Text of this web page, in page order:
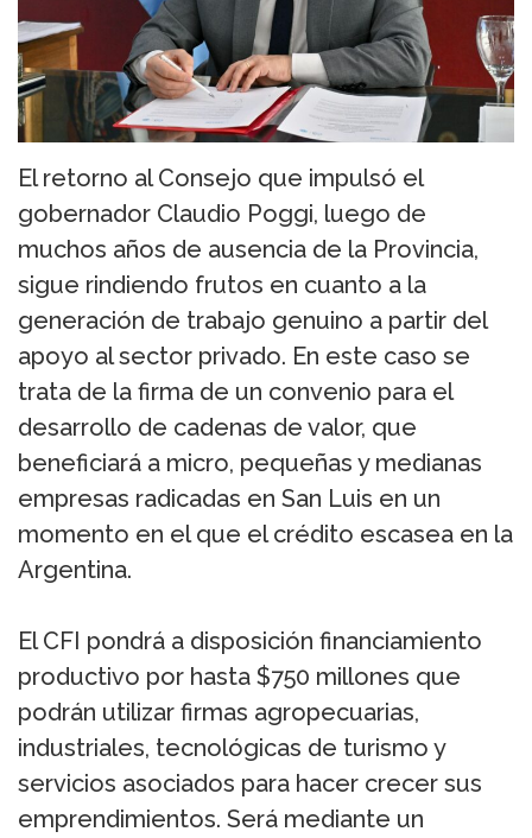
El retorno al Consejo que impulsó el
gobernador Claudio Poggi, luego de
muchos años de ausencia de la Provincia,
sigue rindiendo frutos en cuanto a la
generación de trabajo genuino a partir del
apoyo al sector privado. En este caso se
trata de la firma de un convenio para el
desarrollo de cadenas de valor, que
beneficiará a micro, pequeñas y medianas
empresas radicadas en San Luis en un
momento en el que el crédito escasea en la
Argentina.
El CFI pondrá a disposición financiamiento
productivo por hasta $750 millones que
podrán utilizar firmas agropecuarias,
industriales, tecnológicas de turismo y
servicios asociados para hacer crecer sus
emprendimientos. Será mediante un